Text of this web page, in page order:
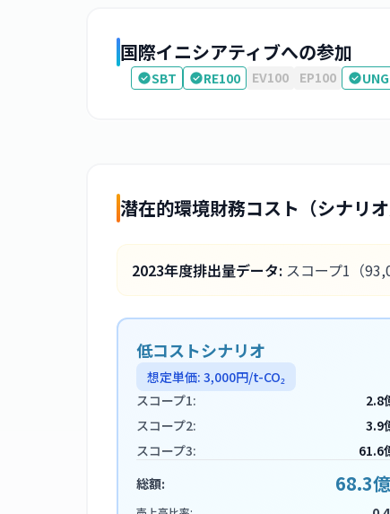
国際イニシアティブへの参加
SBT RE100 EV100 EP100
潜在的環境財務コスト（シナリオ
2023年度排出量データ: スコープ1 （
低コストシナリオ
想定単価: 3,000円/t-CO₂
スコープ1:
2.8
スコープ2:
3.9
スコープ3:
61.6
総額:
68.3